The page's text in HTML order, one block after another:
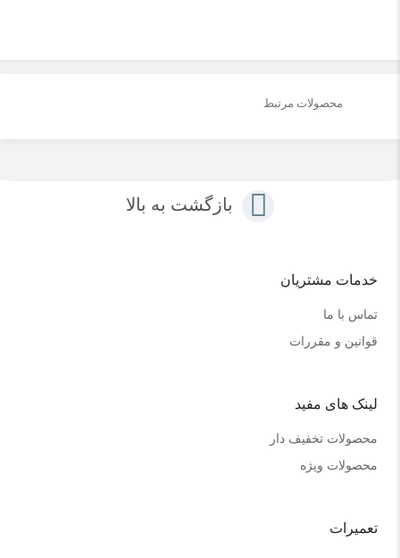
محصولات مرتبط
بازگشت به بالا
خدمات مشتریان
تماس با ما
قوانین و مقررات
لینک های مفید
محصولات تخفیف دار
محصولات ویژه
تعمیرات